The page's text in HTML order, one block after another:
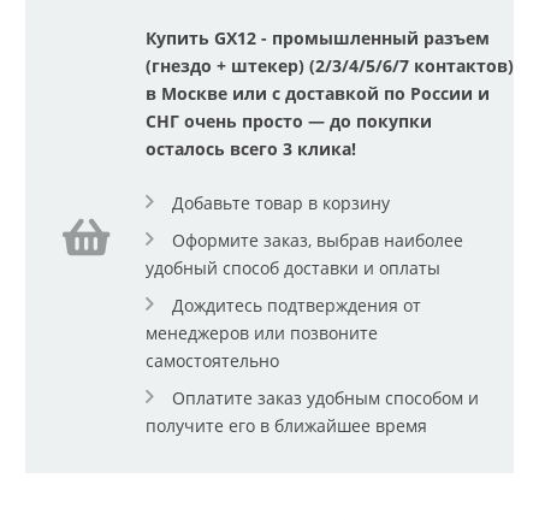
Купить GX12 - промышленный разъем
(гнездо + штекер) (2/3/4/5/6/7 контактов)
в Москве или с доставкой по России и
СНГ очень просто — до покупки
осталось всего 3 клика!
Добавьте товар в корзину
Оформите заказ, выбрав наиболее
удобный способ доставки и оплаты
Дождитесь подтверждения от
менеджеров или позвоните
самостоятельно
Оплатите заказ удобным способом и
получите его в ближайшее время